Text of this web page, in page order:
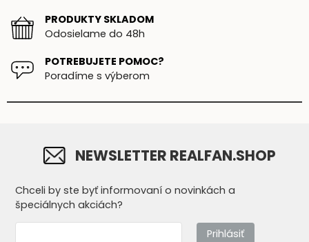
PRODUKTY SKLADOM
Odosielame do 48h
POTREBUJETE POMOC?
Poradíme s výberom
NEWSLETTER REALFAN.SHOP
Chceli by ste byť informovaní o novinkách a
špeciálnych akciách?
Prihlásiť